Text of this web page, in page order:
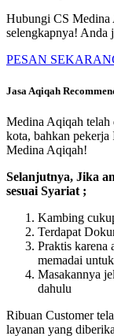
Hubungi CS Medina
selengkapnya! Anda
PESAN
Jasa Aqiqah
Medina Aqiqah telah
kota, bahkan pekerja
Medina Aqiqah!
Selanjutnya, Jika
sesuai Syariat ;
Kambing
Terdapat
Praktis karena
memadai
Masakannya
dahulu
Ribuan Customer
layanan yang